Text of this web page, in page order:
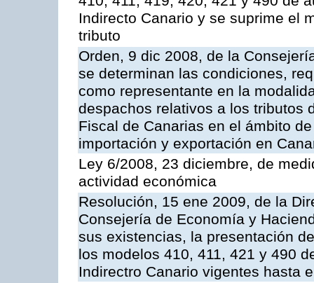
Indirecto Canario y se suprime el
tributo
Orden, 9 dic 2008, de la
se determinan las condiciones,
como representante en la
despachos relativos a los tributos
Fiscal de Canarias en el ámbito
importación y exportación en
Ley 6/2008, 23 diciembre, de
actividad económica
Resolución, 15 ene 2009, de la
Consejería de Economía y
sus existencias, la presentación
los modelos 410, 411, 421 y 490
Indirectro Canario vigentes hasta